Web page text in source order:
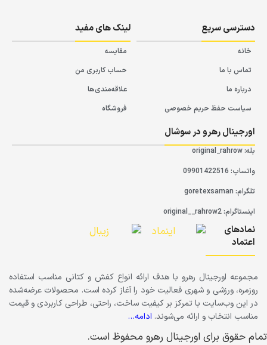
دسترسی سریع
خانه
تماس با ما
درباره ما
سیاست حفظ حریم خصوصی
لینک های مفید
مقایسه
حساب کاربری من
علاقه‌مندی‌ها
فروشگاه
اورجینال رهرو در سوشال
بله: original_rahrow
واتساپ: 09901422516
تلگرام: goretexsaman
اینستاگرام: original__rahrow2
نمادهای
اعتماد
مجموعه اورجینال رهرو با هدف ارائه انواع کفش و کتانی مناسب استفاده
روزمره، ورزشی و شهری فعالیت خود را آغاز کرده است. محصولات عرضه‌شده
در این وب‌سایت با تمرکز بر کیفیت ساخت، راحتی، طراحی کاربردی و قیمت
مناسب انتخاب و ارائه می‌شوند. ادامه…
تمام حقوق برای اورجینال رهرو محفوظ است.